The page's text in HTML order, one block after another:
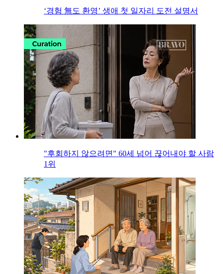
‘경험 無도 환영’ 생애 첫 일자리 도전 설명서
"후회하지 않으려면" 60세 넘어 끊어내야 할 사람
1위